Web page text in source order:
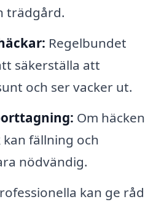
trädgård.
Regelbundet
säkerställa att
och ser vacker ut.
Om häcken
fällning och
nödvändig.
kan ge råd